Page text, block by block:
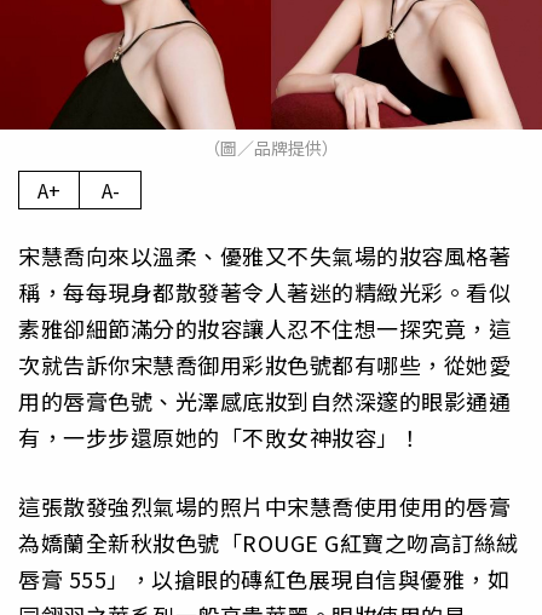
（圖／品牌提供）
A+ A-
宋慧喬向來以溫柔、優雅又不失氣場的妝容風格著
稱，每每現身都散發著令人著迷的精緻光彩。看似
素雅卻細節滿分的妝容讓人忍不住想一探究竟，這
次就告訴你宋慧喬御用彩妝色號都有哪些，從她愛
用的唇膏色號、光澤感底妝到自然深邃的眼影通通
有，一步步還原她的「不敗女神妝容」！
這張散發強烈氣場的照片中宋慧喬使用使用的唇膏
為嬌蘭全新秋妝色號「ROUGE G紅寶之吻高訂絲絨
唇膏 555」，以搶眼的磚紅色展現自信與優雅，如